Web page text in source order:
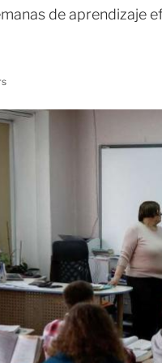
de aprendizaje